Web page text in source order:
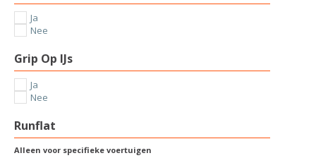
Ja
Nee
Grip Op IJs
Ja
Nee
Runflat
Alleen voor specifieke voertuigen